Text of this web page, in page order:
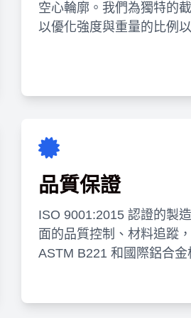
空心輪廓。我們為獨特的
以優化強度與重量的比例
品質保證
ISO 9001:2015 認證的製
面的品質控制、材料追蹤
ASTM B221 和國際鋁合金